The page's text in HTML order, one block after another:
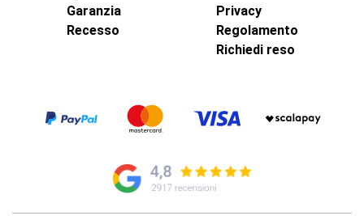
Garanzia
Recesso
Privacy
Regolamento
Richiedi reso